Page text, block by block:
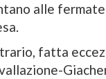
alle
fatta